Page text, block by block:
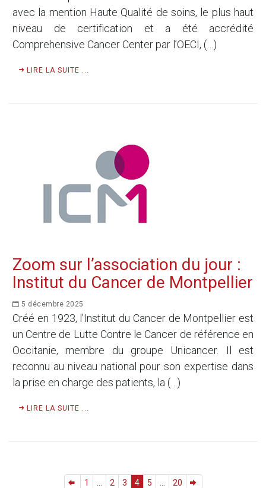
avec la mention Haute Qualité de soins, le plus haut
niveau de certification et a été accrédité
Comprehensive Cancer Center par l’OECI, (…)
LIRE LA SUITE ...
Zoom sur l’association du jour :
Institut du Cancer de Montpellier
5 décembre 2025
Créé en 1923, l’Institut du Cancer de Montpellier est
un Centre de Lutte Contre le Cancer de référence en
Occitanie, membre du groupe Unicancer. Il est
reconnu au niveau national pour son expertise dans
la prise en charge des patients, la (…)
LIRE LA SUITE ...
1 2 3 4 5 20